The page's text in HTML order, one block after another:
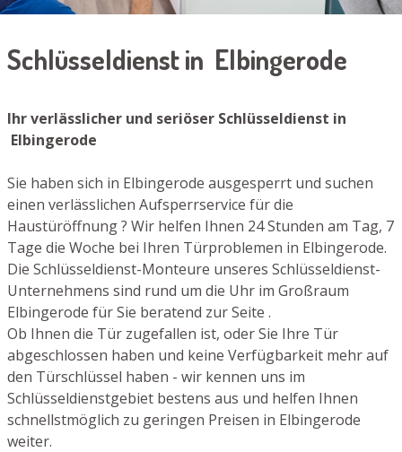
Schlüsseldienst in Elbingerode
Ihr verlässlicher und seriöser Schlüsseldienst in
Elbingerode
Sie haben sich in Elbingerode ausgesperrt und suchen
einen verlässlichen Aufsperrservice für die
Haustüröffnung ? Wir helfen Ihnen 24 Stunden am Tag, 7
Tage die Woche bei Ihren Türproblemen in Elbingerode.
Die Schlüsseldienst-Monteure unseres Schlüsseldienst-
Unternehmens sind rund um die Uhr im Großraum
Elbingerode für Sie beratend zur Seite .
Ob Ihnen die Tür zugefallen ist, oder Sie Ihre Tür
abgeschlossen haben und keine Verfügbarkeit mehr auf
den Türschlüssel haben - wir kennen uns im
Schlüsseldienstgebiet bestens aus und helfen Ihnen
schnellstmöglich zu geringen Preisen in Elbingerode
weiter.